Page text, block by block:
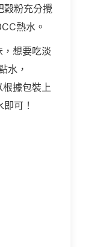
穀粉充分攪
熱水。
想要吃淡
水，
據包裝上
可！